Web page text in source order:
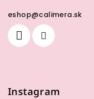
eshop@calimera.sk
Instagram